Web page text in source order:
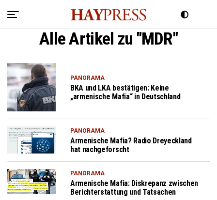
Alle Artikel zu "MDR"
PANORAMA
BKA und LKA bestätigen: Keine
„armenische Mafia“ in Deutschland
PANORAMA
Armenische Mafia? Radio Dreyeckland
hat nachgeforscht
PANORAMA
Armenische Mafia: Diskrepanz zwischen
Berichterstattung und Tatsachen